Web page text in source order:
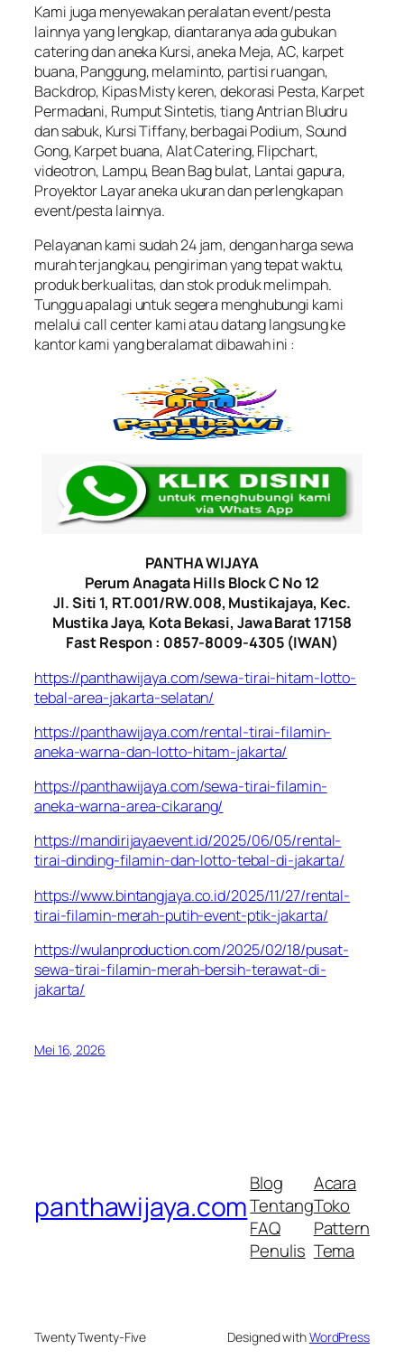
Kami juga menyewakan peralatan event/pesta
lainnya yang lengkap, diantaranya ada gubukan
catering dan aneka Kursi, aneka Meja, AC, karpet
buana, Panggung, melaminto, partisi ruangan,
Backdrop, Kipas Misty keren, dekorasi Pesta, Karpet
Permadani, Rumput Sintetis, tiang Antrian Bludru
dan sabuk, Kursi Tiffany, berbagai Podium, Sound
Gong, Karpet buana, Alat Catering, Flipchart,
videotron, Lampu, Bean Bag bulat, Lantai gapura,
Proyektor Layar aneka ukuran dan perlengkapan
event/pesta lainnya.
Pelayanan kami sudah 24 jam, dengan harga sewa
murah terjangkau, pengiriman yang tepat waktu,
produk berkualitas, dan stok produk melimpah.
Tunggu apalagi untuk segera menghubungi kami
melalui call center kami atau datang langsung ke
kantor kami yang beralamat dibawah ini :
PANTHA WIJAYA
Perum Anagata Hills Block C No 12
Jl. Siti 1, RT.001/RW.008, Mustikajaya, Kec.
Mustika Jaya, Kota Bekasi, Jawa Barat 17158
Fast Respon : 0857-8009-4305 (IWAN)
https://panthawijaya.com/sewa-tirai-hitam-lotto-
tebal-area-jakarta-selatan/
https://panthawijaya.com/rental-tirai-filamin-
aneka-warna-dan-lotto-hitam-jakarta/
https://panthawijaya.com/sewa-tirai-filamin-
aneka-warna-area-cikarang/
https://mandirijayaevent.id/2025/06/05/rental-
tirai-dinding-filamin-dan-lotto-tebal-di-jakarta/
https://www.bintangjaya.co.id/2025/11/27/rental-
tirai-filamin-merah-putih-event-ptik-jakarta/
https://wulanproduction.com/2025/02/18/pusat-
sewa-tirai-filamin-merah-bersih-terawat-di-
jakarta/
Mei 16, 2026
panthawijaya.com
Blog
Tentang
FAQ
Penulis
Acara
Toko
Pattern
Tema
Twenty Twenty-Five Designed withWordPress